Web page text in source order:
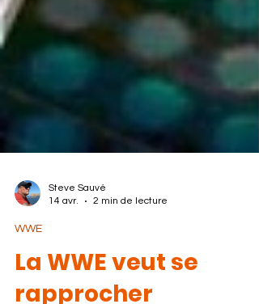
14 avr.
2 min de lecture
WWE